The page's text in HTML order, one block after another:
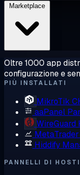
Oltre 1000 app
configurazione e
PIÙ INSTALLATI
MikroTik
aaPanel
WireGuard
Hiddify
PANNELLI DI